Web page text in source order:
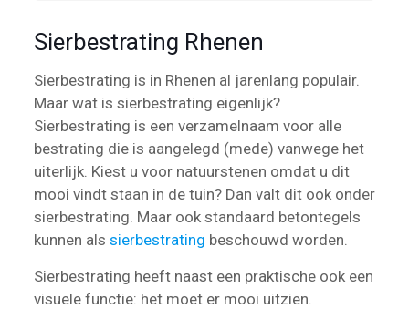
Sierbestrating Rhenen
Sierbestrating is in Rhenen al jarenlang populair.
Maar wat is sierbestrating eigenlijk?
Sierbestrating is een verzamelnaam voor alle
bestrating die is aangelegd (mede) vanwege het
uiterlijk. Kiest u voor natuurstenen omdat u dit
mooi vindt staan in de tuin? Dan valt dit ook onder
sierbestrating. Maar ook standaard betontegels
kunnen als sierbestrating beschouwd worden.
Sierbestrating heeft naast een praktische ook een
visuele functie: het moet er mooi uitzien.